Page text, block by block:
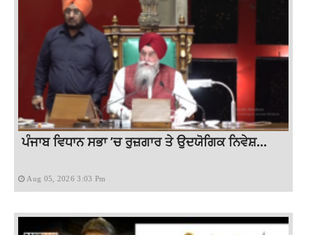
ਪੰਜਾਬ ਵਿਧਾਨ ਸਭਾ ’ਚ ਰੁਜ਼ਗਾਰ ਤੇ ਉਦਯੋਗਿਕ ਨਿਵੇਸ਼...
Aug 05, 2026 3:03 Pm